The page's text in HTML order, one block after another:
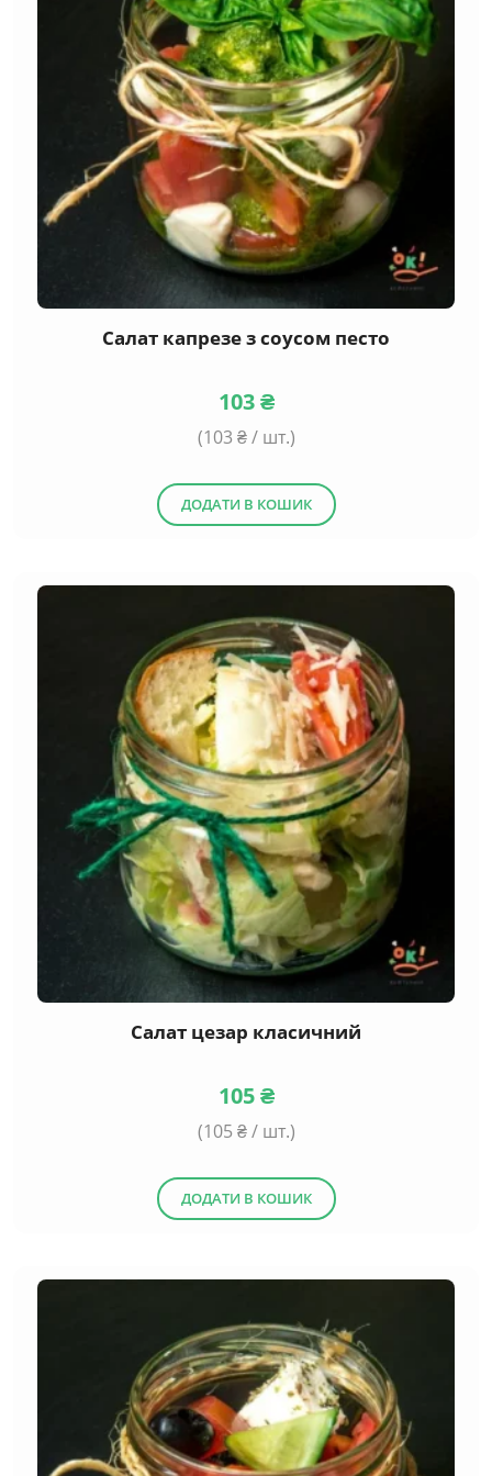
Салат капрезе з соусом песто
103₴
(103 ₴ / шт.)
ДОДАТИ В КОШИК
Салат цезар класичний
105₴
(105₴ / шт.)
ДОДАТИ В КОШИК